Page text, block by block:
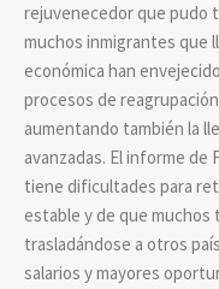
rejuvenecedor que pudo
muchos inmigrantes que
económica han
procesos de
aumentando también la
avanzadas. El informe de
tiene dificultades para
estable y de que
trasladándose a otros
salarios y mayores